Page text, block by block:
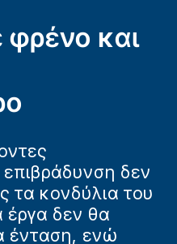
και
δεν
τα κονδύλια του
έργα δεν θα
ένταση, ενώ